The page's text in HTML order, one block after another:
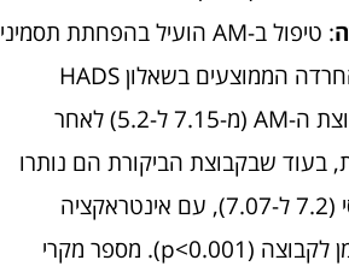
: טיפול ב-AM הועיל בהפחתת תסמיני
חרדה. ציוני החרדה הממוצעים בשאלון HADS
השתפרו בקבוצת ה-AM (מ-7.15 ל-5.2) לאחר
בעוד שבקבוצת הביקורת הם נותרו
ללא שינוי יחסי (7.2 ל-7.07), עם אינטראקציה
מובהקת בין זמן לקבוצה (p<0.001). מספר מקרי